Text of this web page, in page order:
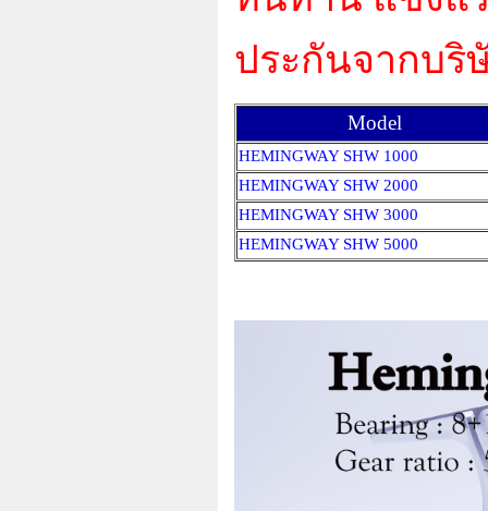
ประกันจากบริ
Model
HEMINGWAY SHW 1000
HEMINGWAY SHW 2000
HEMINGWAY SHW 3000
HEMINGWAY SHW 5000